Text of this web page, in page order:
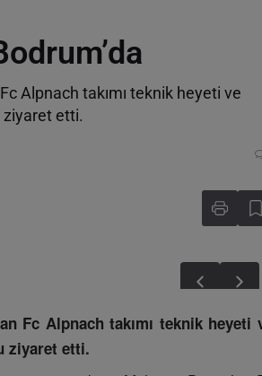
Alpnach takımı teknik heyeti ve
ziyaret etti.
Fc Alpnach takımı teknik heyeti
ziyaret etti.